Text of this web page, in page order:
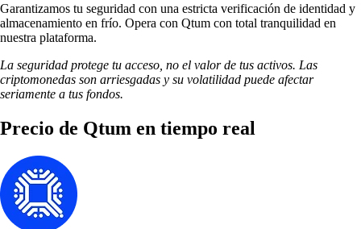
Garantizamos tu seguridad con una estricta verificación de identidad y
almacenamiento en frío. Opera con Qtum con total tranquilidad en
nuestra plataforma.
La seguridad protege tu acceso, no el valor de tus activos. Las
criptomonedas son arriesgadas y su volatilidad puede afectar
seriamente a tus fondos.
Precio de Qtum en tiempo real